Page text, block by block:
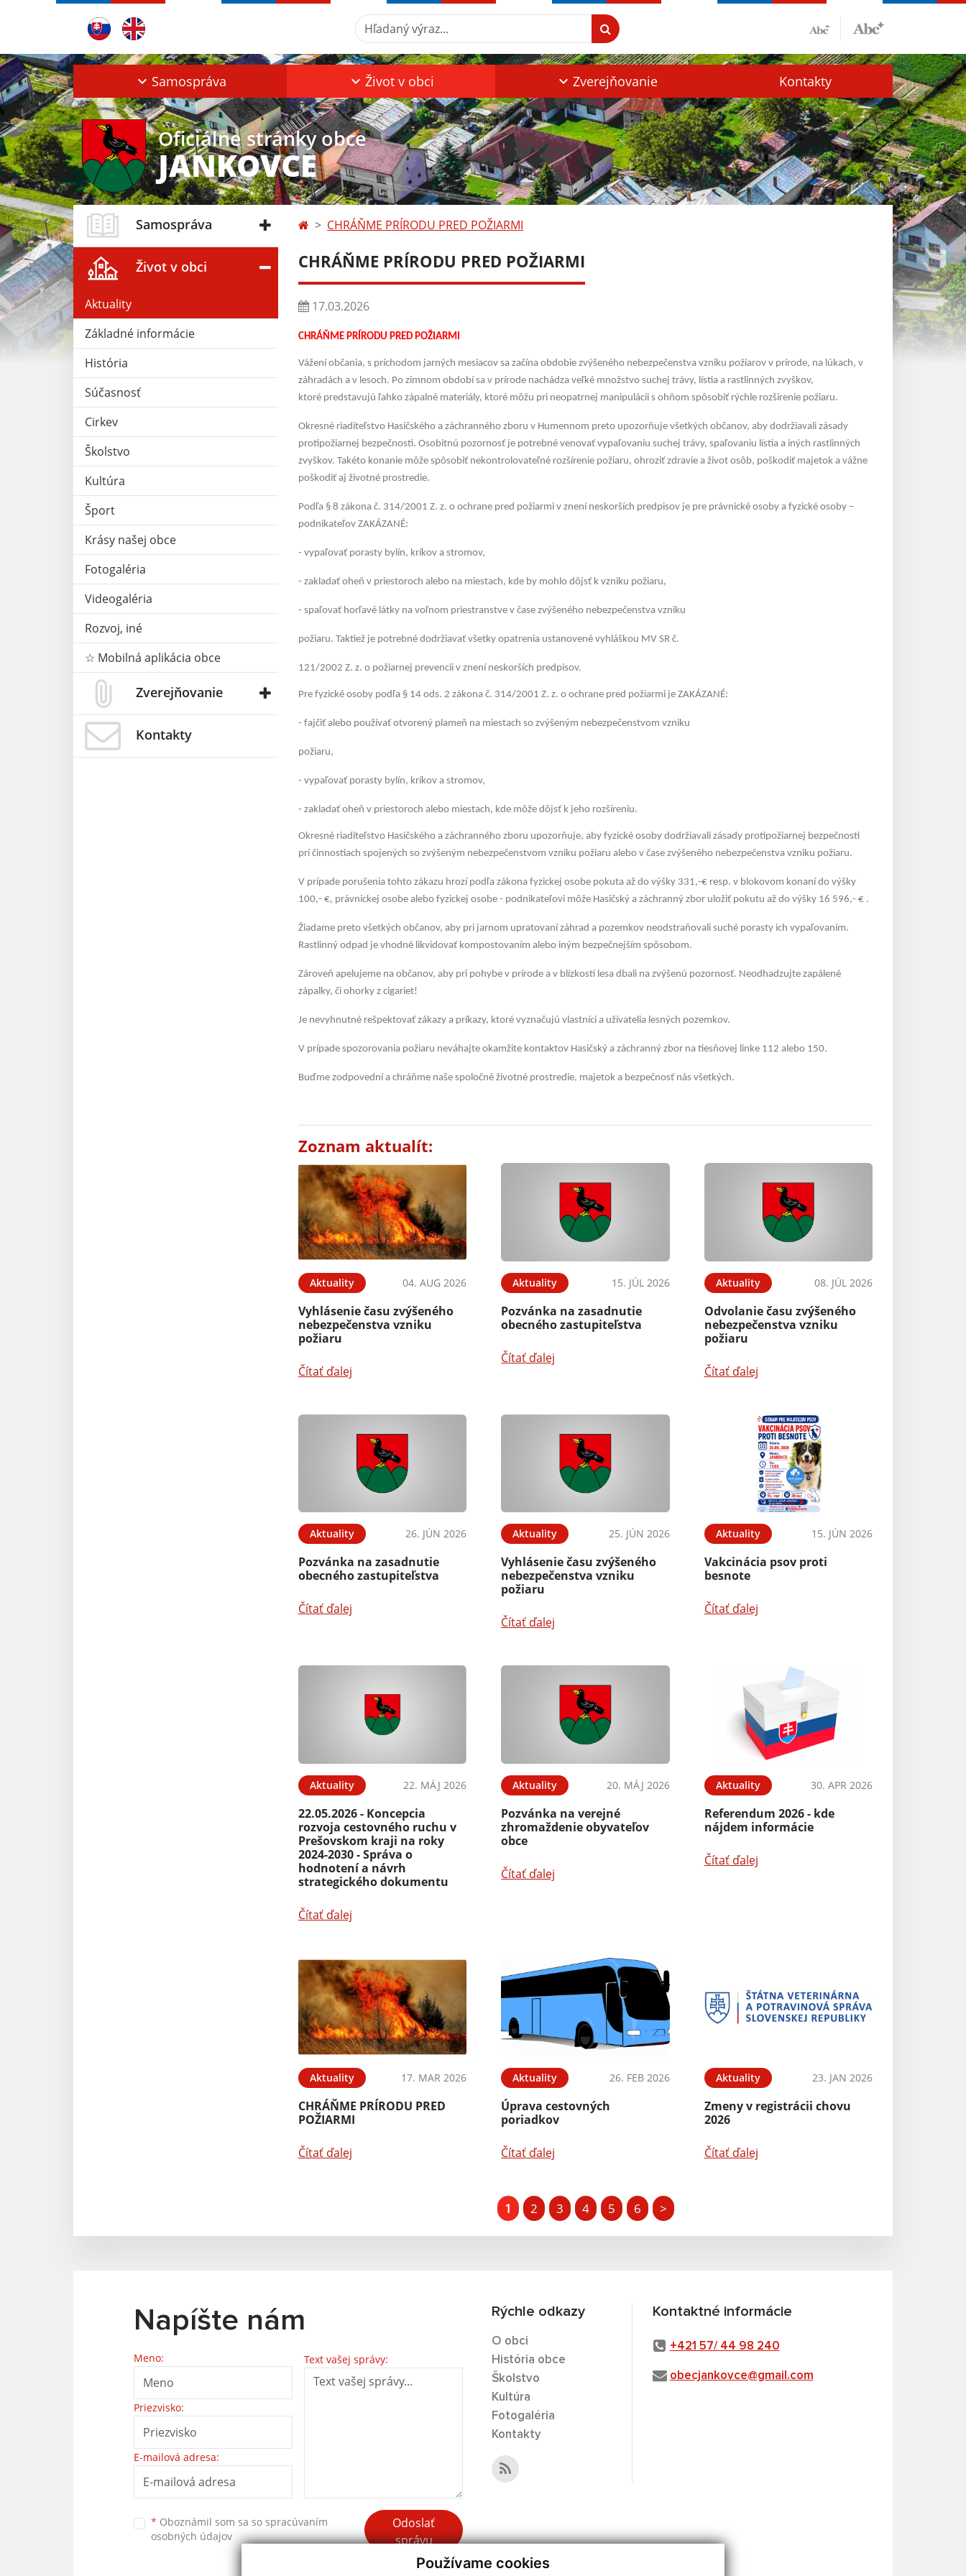
Používame cookies
Hľadaný výraz...
Samospráva Život v obci Zverejňovanie Kontakty
Oficiálne stránky obce
JANKOVCE
Samospráva
Život v obci
Aktuality
Základné informácie
História
Súčasnosť
Cirkev
Školstvo
Kultúra
Šport
Krásy našej obce
Fotogaléria
Videogaléria
Rozvoj, iné
☆ Mobilná aplikácia obce
Zverejňovanie
Kontakty
CHRÁŇME PRÍRODU PRED POŽIARMI
CHRÁŇME PRÍRODU PRED POŽIARMI
17.03.2026
CHRÁŇME PRÍRODU PRED POŽIARMI
Vážení občania, s príchodom jarných mesiacov sa začína obdobie zvýšeného nebezpečenstva vzniku požiarov v prírode, na lúkach, v
záhradách a v lesoch. Po zimnom období sa v prírode nachádza veľké množstvo suchej trávy, lístia a rastlinných zvyškov,
ktoré predstavujú ľahko zápalné materiály, ktoré môžu pri neopatrnej manipulácii s ohňom spôsobiť rýchle rozšírenie požiaru.
Okresné riaditeľstvo Hasičského a záchranného zboru v Humennom preto upozorňuje všetkých občanov, aby dodržiavali zásady
protipožiarnej bezpečnosti. Osobitnú pozornosť je potrebné venovať vypaľovaniu suchej trávy, spaľovaniu lístia a iných rastlinných
zvyškov. Takéto konanie môže spôsobiť nekontrolovateľné rozšírenie požiaru, ohroziť zdravie a život osôb, poškodiť majetok a vážne
poškodiť aj životné prostredie.
Podľa § 8 zákona č. 314/2001 Z. z. o ochrane pred požiarmi v znení neskorších predpisov je pre právnické osoby a fyzické osoby –
podnikateľov ZAKÁZANÉ:
- vypaľovať porasty bylín, kríkov a stromov,
- zakladať oheň v priestoroch alebo na miestach, kde by mohlo dôjsť k vzniku požiaru,
- spaľovať horľavé látky na voľnom priestranstve v čase zvýšeného nebezpečenstva vzniku
požiaru. Taktiež je potrebné dodržiavať všetky opatrenia ustanovené vyhláškou MV SR č.
121/2002 Z. z. o požiarnej prevencii v znení neskorších predpisov.
Pre fyzické osoby podľa § 14 ods. 2 zákona č. 314/2001 Z. z. o ochrane pred požiarmi je ZAKÁZANÉ:
- fajčiť alebo používať otvorený plameň na miestach so zvýšeným nebezpečenstvom vzniku
požiaru,
- vypaľovať porasty bylín, kríkov a stromov,
- zakladať oheň v priestoroch alebo miestach, kde môže dôjsť k jeho rozšíreniu.
Okresné riaditeľstvo Hasičského a záchranného zboru upozorňuje, aby fyzické osoby dodržiavali zásady protipožiarnej bezpečnosti
pri činnostiach spojených so zvýšeným nebezpečenstvom vzniku požiaru alebo v čase zvýšeného nebezpečenstva vzniku požiaru.
V prípade porušenia tohto zákazu hrozí podľa zákona fyzickej osobe pokuta až do výšky 331,-€ resp. v blokovom konaní do výšky
100,- €, právnickej osobe alebo fyzickej osobe - podnikateľovi môže Hasičský a záchranný zbor uložiť pokutu až do výšky 16 596,- € .
Žiadame preto všetkých občanov, aby pri jarnom upratovaní záhrad a pozemkov neodstraňovali suché porasty ich vypaľovaním.
Rastlinný odpad je vhodné likvidovať kompostovaním alebo iným bezpečnejším spôsobom.
Zároveň apelujeme na občanov, aby pri pohybe v prírode a v blízkosti lesa dbali na zvýšenú pozornosť. Neodhadzujte zapálené
zápalky, či ohorky z cigariet!
Je nevyhnutné rešpektovať zákazy a príkazy, ktoré vyznačujú vlastníci a užívatelia lesných pozemkov.
V prípade spozorovania požiaru neváhajte okamžite kontaktov Hasičský a záchranný zbor na tiesňovej linke 112 alebo 150.
Buďme zodpovední a chráňme naše spoločné životné prostredie, majetok a bezpečnosť nás všetkých.
Zoznam aktualít:
Aktuality 04. AUG 2026
Vyhlásenie času zvýšeného
nebezpečenstva vzniku
požiaru
Čítať ďalej
Aktuality 15. JÚL 2026
Pozvánka na zasadnutie
obecného zastupiteľstva
Čítať ďalej
Aktuality 08. JÚL 2026
Odvolanie času zvýšeného
nebezpečenstva vzniku
požiaru
Čítať ďalej
Aktuality 26. JÚN 2026
Pozvánka na zasadnutie
obecného zastupiteľstva
Čítať ďalej
Aktuality 25. JÚN 2026
Vyhlásenie času zvýšeného
nebezpečenstva vzniku
požiaru
Čítať ďalej
Aktuality 15. JÚN 2026
Vakcinácia psov proti
besnote
Čítať ďalej
Aktuality 22. MÁJ 2026
22.05.2026 - Koncepcia
rozvoja cestovného ruchu v
Prešovskom kraji na roky
2024-2030 - Správa o
hodnotení a návrh
strategického dokumentu
Čítať ďalej
Aktuality 20. MÁJ 2026
Pozvánka na verejné
zhromaždenie obyvateľov
obce
Čítať ďalej
Aktuality 30. APR 2026
Referendum 2026 - kde
nájdem informácie
Čítať ďalej
Aktuality 17. MAR 2026
CHRÁŇME PRÍRODU PRED
POŽIARMI
Čítať ďalej
Aktuality 26. FEB 2026
Úprava cestovných
poriadkov
Čítať ďalej
Aktuality 23. JAN 2026
Zmeny v registrácii chovu
2026
Čítať ďalej
1 2 3 4 5 6 >
Napíšte nám
Meno:
Priezvisko:
E-mailová adresa:
Text vašej správy:
* Oboznámil som sa so spracúvaním
osobných údajov
Odoslať
správu
Rýchle odkazy
O obci
História obce
Školstvo
Kultúra
Fotogaléria
Kontakty
Kontaktné informácie
+421 57/ 44 98 240
obecjankovce@gmail.com